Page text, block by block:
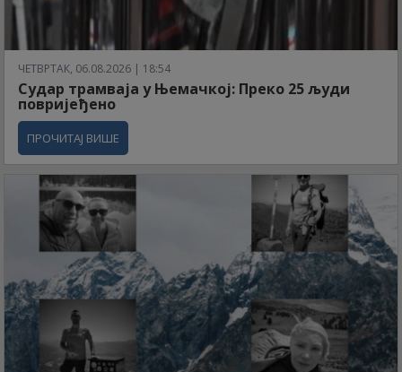
ЧЕТВРТАК, 06.08.2026 | 18:54
Судар трамваја у Њемачкој: Преко 25 људи
повријеђено
ПРОЧИТАЈ ВИШЕ